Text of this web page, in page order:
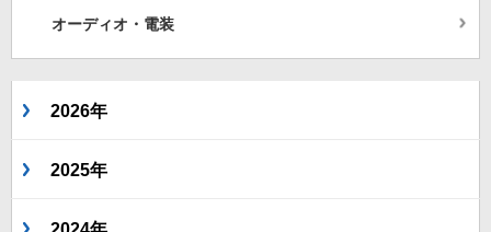
オーディオ・電装
2026年
2025年